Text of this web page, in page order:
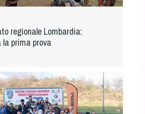
regionale Lombardia:
prima prova